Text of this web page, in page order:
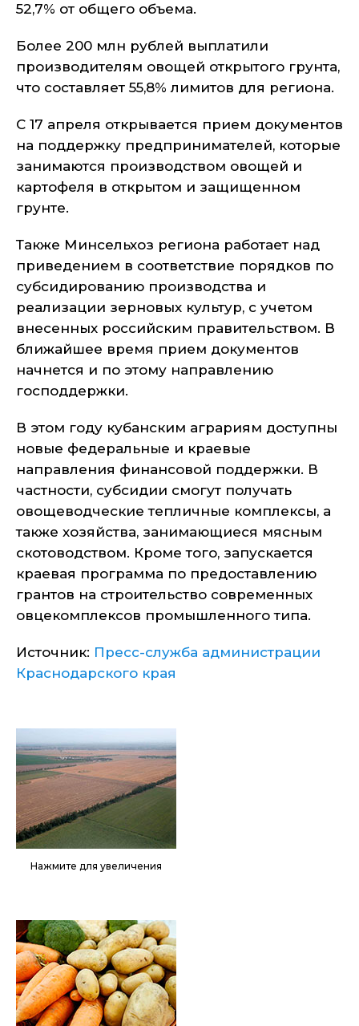
52,7% от общего объема.
Более 200 млн рублей выплатили
производителям овощей открытого грунта,
что составляет 55,8% лимитов для региона.
С 17 апреля открывается прием документов
на поддержку предпринимателей, которые
занимаются производством овощей и
картофеля в открытом и защищенном
грунте.
Также Минсельхоз региона работает над
приведением в соответствие порядков по
субсидированию производства и
реализации зерновых культур, с учетом
внесенных российским правительством. В
ближайшее время прием документов
начнется и по этому направлению
господдержки.
В этом году кубанским аграриям доступны
новые федеральные и краевые
направления финансовой поддержки. В
частности, субсидии смогут получать
овощеводческие тепличные комплексы, а
также хозяйства, занимающиеся мясным
скотоводством. Кроме того, запускается
краевая программа по предоставлению
грантов на строительство современных
овцекомплексов промышленного типа.
Источник: Пресс-служба администрации
Краснодарского края
Нажмите для увеличения